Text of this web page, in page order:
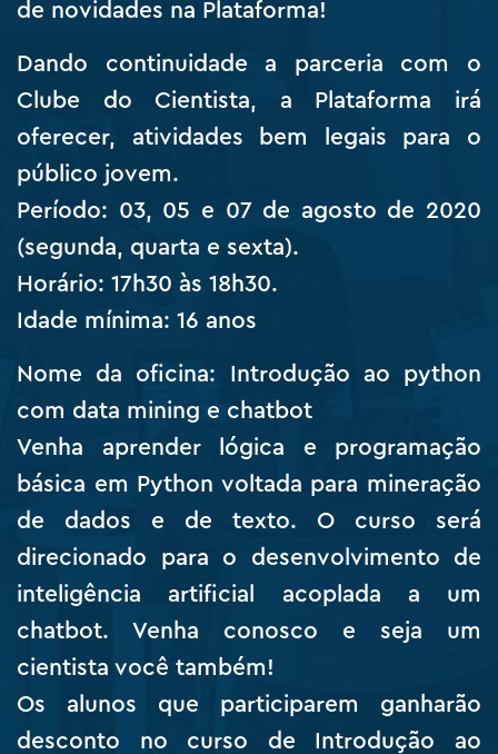
de novidades na Plataforma!
Dando continuidade a parceria com o
Clube do Cientista, a Plataforma irá
oferecer, atividades bem legais para o
público jovem.
Período: 03, 05 e 07 de agosto de 2020
(segunda, quarta e sexta).
Horário: 17h30 às 18h30.
Idade mínima: 16 anos
Nome da oficina: Introdução ao python
com data mining e chatbot
Venha aprender lógica e programação
básica em Python voltada para mineração
de dados e de texto. O curso será
direcionado para o desenvolvimento de
inteligência artificial acoplada a um
chatbot. Venha conosco e seja um
cientista você também!
Os alunos que participarem ganharão
desconto no curso de Introdução ao